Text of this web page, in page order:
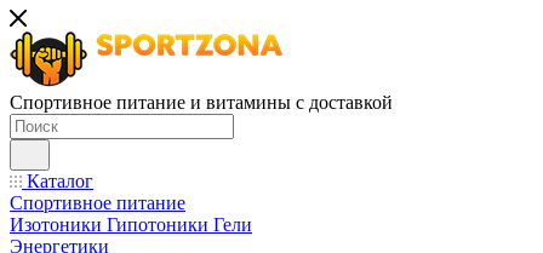
Спортивное питание и витамины с доставкой
Каталог
Спортивное питание
Изотоники Гипотоники Гели
Энергетики